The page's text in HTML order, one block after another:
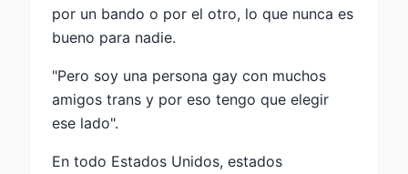
por un bando o por el otro, lo que nunca es
bueno para nadie.
"Pero soy una persona gay con muchos
amigos trans y por eso tengo que elegir
ese lado".
En todo Estados Unidos, estados